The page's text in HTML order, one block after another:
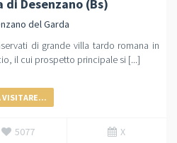
di Desenzano (Bs)
del Garda
di grande villa tardo romana in
il cui prospetto principale si [...]
VISITARE...
5077 X